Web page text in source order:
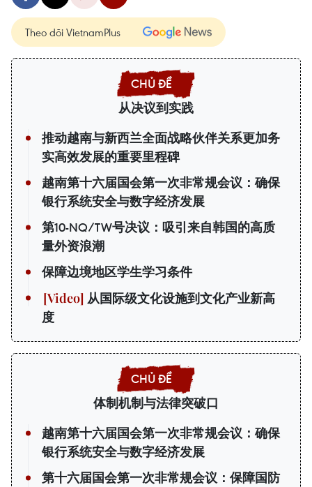
Theo dõi VietnamPlus
从决议到实践
推动越南与新西兰全面战略伙伴关系更加务
实高效发展的重要里程碑
越南第十六届国会第一次非常规会议：确保
银行系统安全与数字经济发展
第10-NQ/TW号决议：吸引来自韩国的高质
量外资浪潮
保障边境地区学生学习条件
从国际级文化设施到文化产业新高
度
体制机制与法律突破口
越南第十六届国会第一次非常规会议：确保
银行系统安全与数字经济发展
第十六届国会第一次非常规会议：保障国防